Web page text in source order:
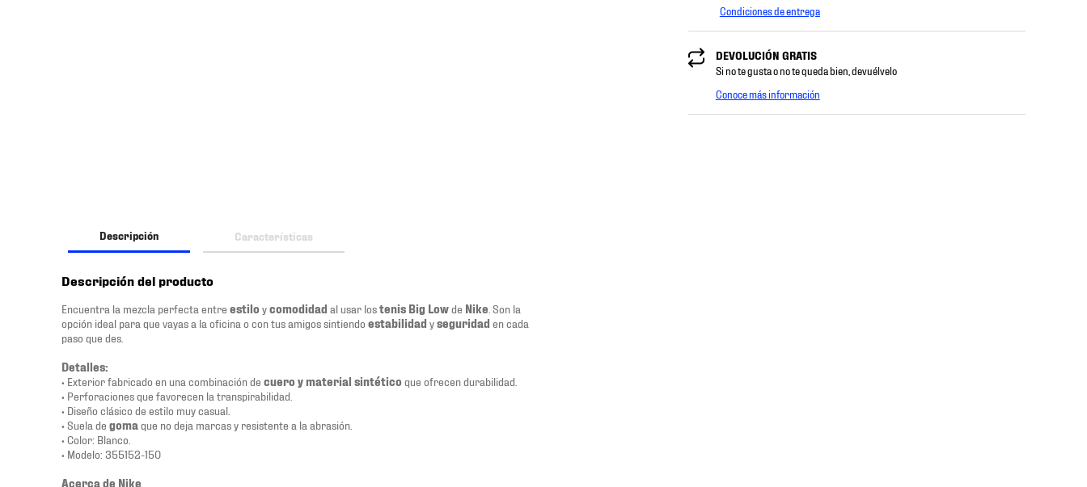
Condiciones de entrega
DEVOLUCIÓN GRATIS
Si no te gusta o no te queda bien, devuélvelo
Conoce más información
Descripción Características
Descripción del producto
Encuentra la mezcla perfecta entre estilo ycomodidad al usar lostenis Big Lowde Nike . Son la
opción ideal para que vayas a la oficina o con tus amigos sintiendo estabilidad yseguridad en cada
paso que des.
Detalles:
• Exterior fabricado en una combinación de cuero y material sintético que ofrecen durabilidad.
• Perforaciones que favorecen la transpirabilidad.
• Diseño clásico de estilo muy casual.
• Suela de goma que no deja marcas y resistente a la abrasión.
• Color: Blanco.
• Modelo: 355152-150
Acerca de Nike